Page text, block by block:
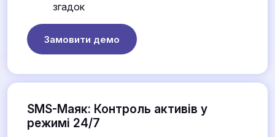
згадок
Замовити демо
SMS-Маяк: Контроль активів у
режимі 24/7